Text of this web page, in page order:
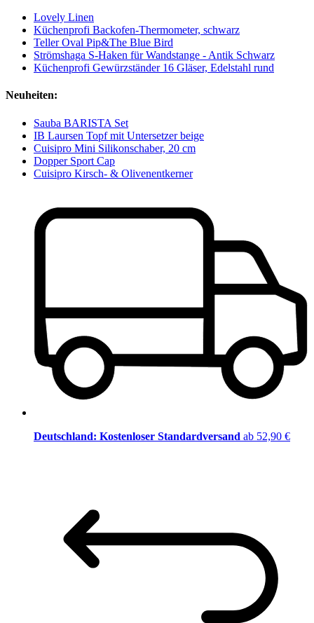
Lovely Linen
Küchenprofi Backofen-Thermometer, schwarz
Teller Oval Pip&The Blue Bird
Strömshaga S-Haken für Wandstange - Antik Schwarz
Küchenprofi Gewürzständer 16 Gläser, Edelstahl rund
Neuheiten:
Sauba BARISTA Set
IB Laursen Topf mit Untersetzer beige
Cuisipro Mini Silikonschaber, 20 cm
Dopper Sport Cap
Cuisipro Kirsch- & Olivenentkerner
Deutschland: Kostenloser Standardversand ab 52,90 €